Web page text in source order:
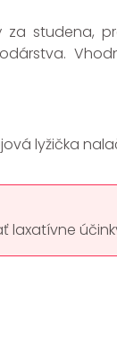
za studena,
lyžička
laxatívne